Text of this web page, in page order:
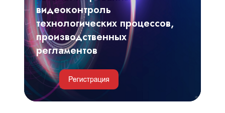
регламентов
видеоконтроль
технологических процессов,
производственных
регламентов